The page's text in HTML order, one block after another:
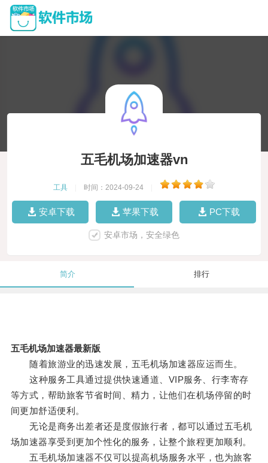
五毛机场加速器vn
工具 时间：2024-09-24
安卓下载 苹果下载 PC下载
安卓市场，安全绿色
简介 排行
五毛机场加速器最新版
随着旅游业的迅速发展，五毛机场加速器应运而生。
这种服务工具通过提供快速通道、VIP服务、行李寄存
等方式，帮助旅客节省时间、精力，让他们在机场停留的时
间更加舒适便利。
无论是商务出差者还是度假旅行者，都可以通过五毛机
场加速器享受到更加个性化的服务，让整个旅程更加顺利。
五毛机场加速器不仅可以提高机场服务水平，也为旅客